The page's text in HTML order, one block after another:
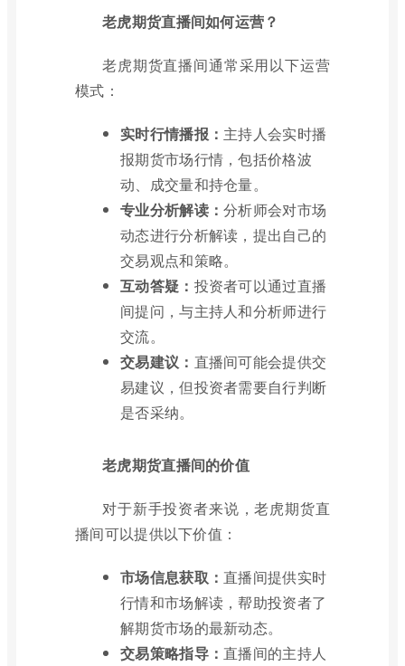
老虎期货直播间如何运营？
老虎期货直播间通常采用以下运营
模式：
实时行情播报： 主持人会实时播
报期货市场行情，包括价格波
动、成交量和持仓量。
专业分析解读：分析师会对市场
动态进行分析解读，提出自己的
交易观点和策略。
互动答疑： 投资者可以通过直播
间提问，与主持人和分析师进行
交流。
交易建议： 直播间可能会提供交
易建议，但投资者需要自行判断
是否采纳。
老虎期货直播间的价值
对于新手投资者来说，老虎期货直
播间可以提供以下价值：
市场信息获取： 直播间提供实时
行情和市场解读，帮助投资者了
解期货市场的最新动态。
交易策略指导： 直播间的主持人